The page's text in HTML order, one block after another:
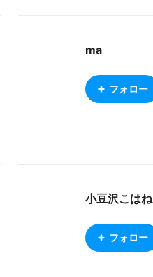
ma
フォロー
小豆沢こはね
フォロー